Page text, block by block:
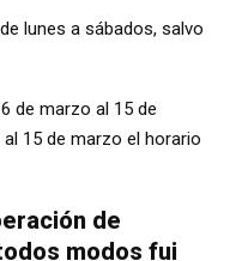
lunes a sábados, salvo
de marzo al 15 de
15 de marzo el horario
de
modos fui